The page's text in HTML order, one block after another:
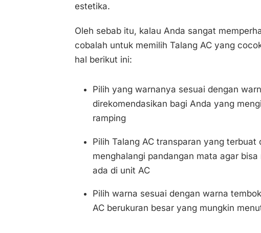
estetika.
Oleh sebab itu, kalau Anda sangat
cobalah untuk memilih Talang AC yang
hal berikut ini:
Pilih yang warnanya sesuai dengan
direkomendasikan bagi Anda yang
ramping
Pilih Talang AC transparan yang
menghalangi pandangan mata agar
ada di unit AC
Pilih warna sesuai dengan warna
AC berukuran besar yang mungkin